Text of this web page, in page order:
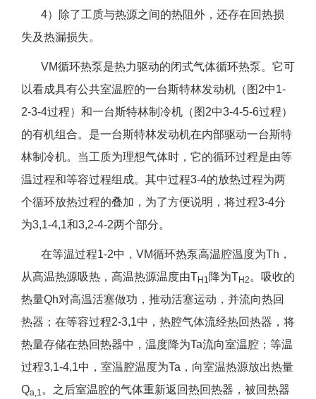
4）除了工质与热源之间的热阻外，还存在回热损
失及热漏损失。
VM循环热泵是热力驱动的闭式气体循环热泵。它可
以看成具有公共室温腔的一台斯特林发动机（图2中1-
2-3-4过程）和一台斯特林制冷机（图2中3-4-5-6过程）
的有机组合。是一台斯特林发动机在内部驱动一台斯特
林制冷机。当工质为理想气体时，它的循环过程是由等
温过程和等容过程组成。其中过程3-4的放热过程为两
个循环放热过程的叠加，为了方便说明，将过程3-4分
为3,1-4,1和3,2-4-2两个部分。
在等温过程1-2中，VM循环热泵高温腔温度为Th，
从高温热源吸热，高温热源温度由TH1 降为TH2 。吸收的
热量Qh对高温活塞做功，推动活塞运动，并流向热回
热器；在等容过程2-3,1中，热腔气体流经热回热器，将
热量存储在热回热器中，温度降为Ta流向室温腔；等温
过程3,1-4,1中，室温腔温度为Ta，向室温热源放出热量
Qa,1 。之后室温腔的气体重新返回热回热器，被回热器